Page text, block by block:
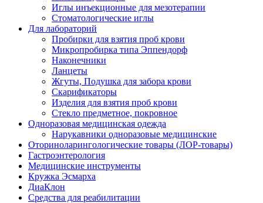
Иглы инъекционные для мезотерапии
Стоматологические иглы
Для лабораторий
Пробирки для взятия проб крови
Микропробирка типа Эппендорф
Наконечники
Ланцеты
Жгуты, Подушка для забора крови
Скарификаторы
Изделия для взятия проб крови
Стекло предметное, покровное
Одноразовая медицинская одежда
Нарукавники одноразовые медицинские
Оториноларингологические товары (ЛОР-товары)
Гастроэнтерология
Медицинские инструменты
Кружка Эсмарха
ДиаКлон
Средства для реабилитации